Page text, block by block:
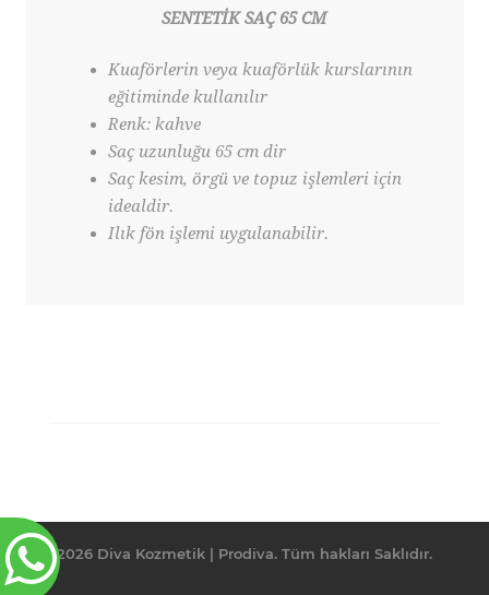
SENTETİK SAÇ 65 CM
Kuaförlerin veya kuaförlük kurslarının
eğitiminde kullanılır
Renk: kahve
Saç uzunluğu 65 cm dir
Saç kesim, örgü ve topuz işlemleri için
idealdir.
Ilık fön işlemi uygulanabilir.
2026 Diva Kozmetik | Prodiva. Tüm hakları Saklıdır.